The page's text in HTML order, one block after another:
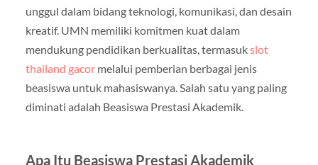
unggul dalam bidang teknologi, komunikasi, dan desain
kreatif. UMN memiliki komitmen kuat dalam
mendukung pendidikan berkualitas, termasukslot
thailand gacormelalui pemberian berbagai jenis
beasiswa untuk mahasiswanya. Salah satu yang paling
diminati adalah Beasiswa Prestasi Akademik.
Apa Itu Beasiswa Prestasi Akademik